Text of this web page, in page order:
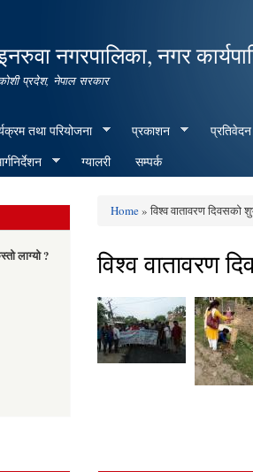
नगरपालिका, नगर
प्रदेश, नेपाल सरकार
तथा परियोजना प्रकाशन प्रतिवेदन
ग्यालरी सम्पर्क
लाग्यो ?
Home» विश्व वातावरण दिवसको
विश्व वातावरण